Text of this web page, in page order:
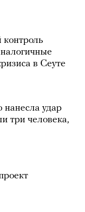
в Сеуте
нанесла удар
три человека,